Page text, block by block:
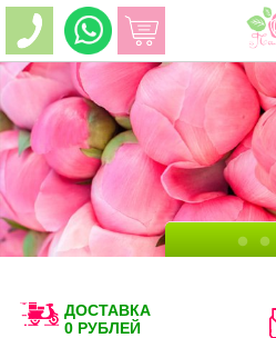
ДОСТАВКА
0 РУБЛЕЙ